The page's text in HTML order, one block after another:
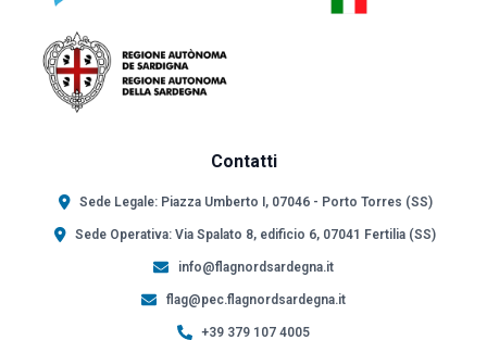
Contatti
Sede Legale: Piazza Umberto I, 07046 - Porto Torres (SS)
Sede Operativa: Via Spalato 8, edificio 6, 07041 Fertilia (SS)
info@flagnordsardegna.it
flag@pec.flagnordsardegna.it
+39 379 107 4005